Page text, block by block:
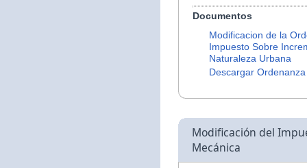
Documentos
Modificacion de la
Impuesto Sobre
Naturaleza Urbana
Descargar Ordenanza
Modificación del
Mecánica